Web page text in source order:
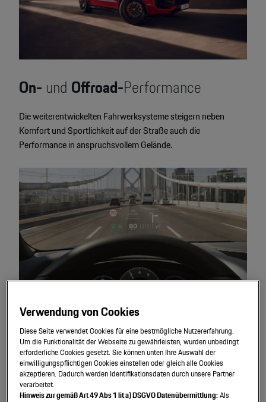
On- und Offroad-Performance
Die weiterentwickelten Fahrwerksysteme steigern neben
Komfort und Sportlichkeit auf der Straße auch die
Performance in anspruchsvollem Gelände.
Assistenzsysteme.
Alle Cayenne Modelle lassen sich mit zahlreichen
Assistenzsystemen ausstatten, die den Fahrkomfort weiter
steigern und die Sicherheit verbessern.
Verwendung von Cookies
Diese Seite verwendet Cookies für eine bestmögliche Nutzererfahrung.
Um die Funktionalität der Webseite zu gewährleisten, wurden unbedingt
erforderliche Cookies gesetzt. Sie können unten Ihre Auswahl der
einwilligungspflichtigen Cookies einstellen oder gleich alle Cookies
akzeptieren. Dadurch werden Identifikationsdaten durch unsere Partner
verarbeitet.
Hinweis zur gemäß Art 49 Abs 1 lit a) DSGVO Datenübermittlung:Als